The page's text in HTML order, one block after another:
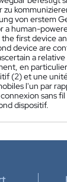
von erstem
human-
first device
device are
a
en
(2) et une
l'un par
sans
dispositif.